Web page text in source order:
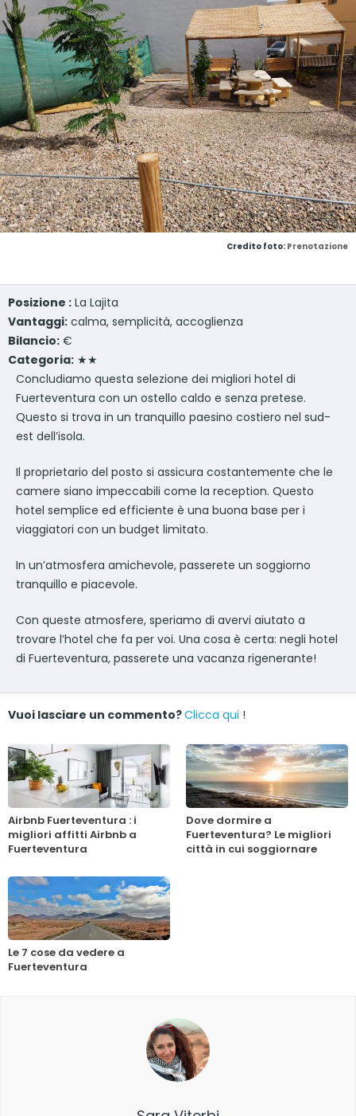
Credito foto: Prenotazione
Posizione : La Lajita
Vantaggi: calma, semplicità, accoglienza
Bilancio: €
Categoria: ★★
Concludiamo questa selezione dei migliori hotel di
Fuerteventura con un ostello caldo e senza pretese.
Questo si trova in un tranquillo paesino costiero nel sud-
est dell’isola.
Il proprietario del posto si assicura costantemente che le
camere siano impeccabili come la reception. Questo
hotel semplice ed efficiente è una buona base per i
viaggiatori con un budget limitato.
In un’atmosfera amichevole, passerete un soggiorno
tranquillo e piacevole.
Con queste atmosfere, speriamo di avervi aiutato a
trovare l’hotel che fa per voi. Una cosa è certa: negli hotel
di Fuerteventura, passerete una vacanza rigenerante!
Vuoi lasciare un commento?Clicca qui !
Airbnb Fuerteventura : i
migliori affitti Airbnb a
Fuerteventura
Dove dormire a
Fuerteventura? Le migliori
città in cui soggiornare
Le 7 cose da vedere a
Fuerteventura